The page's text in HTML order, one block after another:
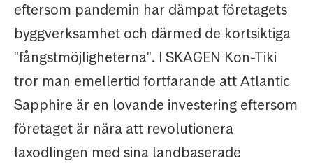
eftersom pandemin har dämpat företagets
byggverksamhet och därmed de kortsiktiga
"fångstmöjligheterna". I SKAGEN Kon-Tiki
tror man emellertid fortfarande att Atlantic
Sapphire är en lovande investering eftersom
företaget är nära att revolutionera
laxodlingen med sina landbaserade